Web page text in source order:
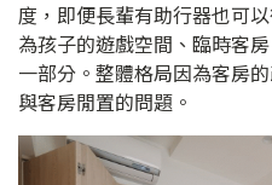
度，即便長輩有助行器也可
為孩子的遊戲空間、臨時客
一部分。整體格局因為客房
與客房閒置的問題。